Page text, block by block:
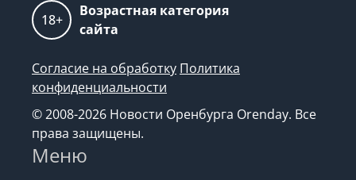
18+
Возрастная категория
сайта
Согласие на обработку Политика
конфиденциальности
© 2008-2026 Новости Оренбурга Orenday. Все
права защищены.
Меню